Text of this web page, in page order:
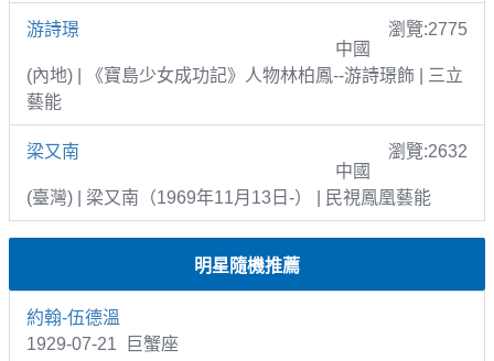
游詩璟
瀏覽:2775
中國
(內地) | 《寶島少女成功記》人物林柏鳳--游詩璟飾 | 三立
藝能
梁又南
瀏覽:2632
中國
(臺灣) | 梁又南（1969年11月13日-） | 民視鳳凰藝能
明星隨機推薦
約翰-伍德溫
1929-07-21 巨蟹座